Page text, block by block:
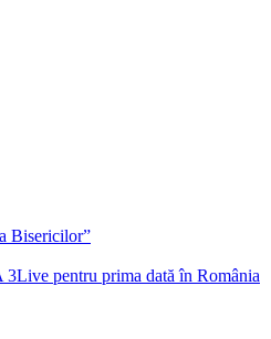
Bisericilor”
pentru prima dată în România